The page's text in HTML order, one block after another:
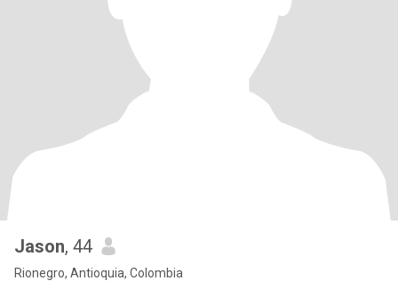
Jason, 44
Rionegro, Antioquia, Colombia